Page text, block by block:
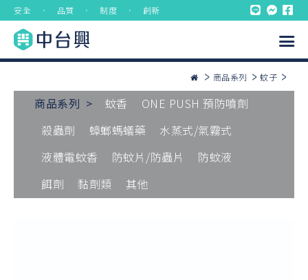
安全 ． 品質 ． 制度 ． 創新
商品系列 蚊子
商品系列 > 蚊香
ONE PUSH 預防噴劑
殺蟲劑
蟑螂螞蟻藥
水蒸式/氣霧式
液體電蚊香
防蚊片/防蟲片
防蚊液
餌劑
黏劑類 其他